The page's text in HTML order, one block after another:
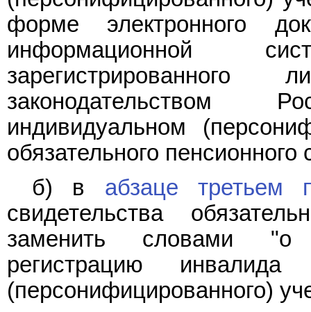
форме электронного
информационной
законодательством
индивидуальном
обязательного пенсионного
б) в абзаце третьем
свидетельства
заменить словами "о
регистрацию
(персонифицированного)